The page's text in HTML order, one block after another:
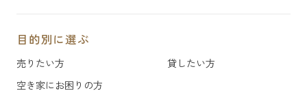
目的別に選ぶ
売りたい方
貸したい方
空き家にお困りの方